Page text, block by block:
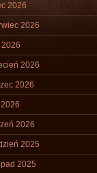
2026
2026
2026
2026
2026
2026
2025
2025